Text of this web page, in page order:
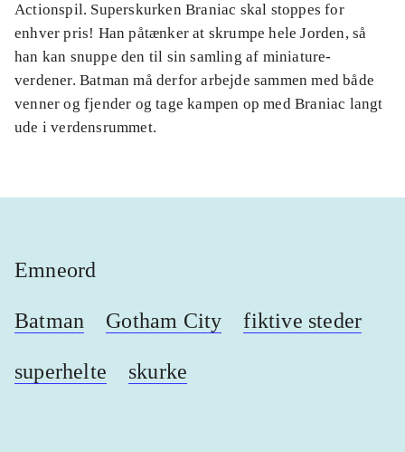
Actionspil. Superskurken Braniac skal stoppes for
enhver pris! Han påtænker at skrumpe hele Jorden, så
han kan snuppe den til sin samling af miniature-
verdener. Batman må derfor arbejde sammen med både
venner og fjender og tage kampen op med Braniac langt
ude i verdensrummet.
Emneord
Batman Gotham City fiktive steder
superhelte skurke